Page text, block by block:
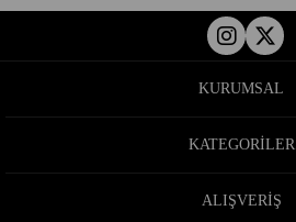
KURUMSAL
KATEGORİLER
ALIŞVERİŞ